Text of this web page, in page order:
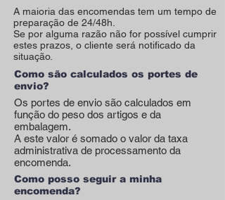
A maioria das encomendas tem um tempo de
preparação de 24/48h.
Se por alguma razão não for possível cumprir
estes prazos, o cliente será notificado da
situação.
Como são calculados os portes de
envio?
Os portes de envio são calculados em
função do peso dos artigos e da
embalagem.
A este valor é somado o valor da taxa
administrativa de processamento da
encomenda.
Como posso seguir a minha
encomenda?